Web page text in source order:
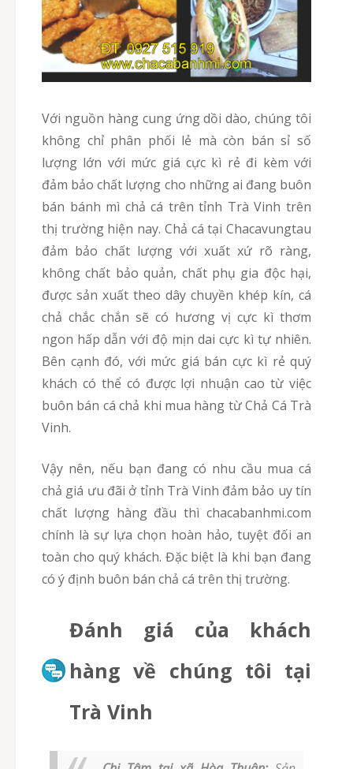
Với nguồn hàng cung ứng dồi dào, chúng tôi
không chỉ phân phối lẻ mà còn bán sỉ số
lượng lớn với mức giá cực kì rẻ đi kèm với
đảm bảo chất lượng cho những ai đang buôn
bán bánh mì chả cá trên tỉnh Trà Vinh trên
thị trường hiện nay. Chả cá tại Chacavungtau
đảm bảo chất lượng với xuất xứ rõ ràng,
không chất bảo quản, chất phụ gia độc hại,
được sản xuất theo dây chuyền khép kín, cá
chả chắc chắn sẽ có hương vị cực kì thơm
ngon hấp dẫn với độ mịn dai cực kì tự nhiên.
Bên cạnh đó, với mức giá bán cực kì rẻ quý
khách có thể có được lợi nhuận cao từ việc
buôn bán cá chả khi mua hàng từ Chả Cá Trà
Vinh.
Vậy nên, nếu bạn đang có nhu cầu mua cá
chả giá ưu đãi ở tỉnh Trà Vinh đảm bảo uy tín
chất lượng hàng đầu thì chacabanhmi.com
chính là sự lựa chọn hoàn hảo, tuyệt đối an
toàn cho quý khách. Đặc biệt là khi bạn đang
có ý định buôn bán chả cá trên thị trường.
Đánh giá của khách
hàng về chúng tôi tại
Trà Vinh